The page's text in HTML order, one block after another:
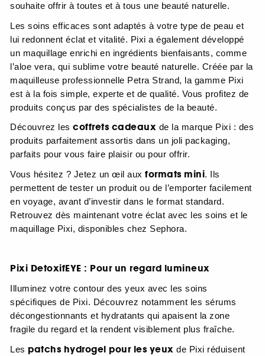
souhaite offrir à toutes et à tous une beauté naturelle.
Les soins efficaces sont adaptés à votre type de peau et
lui redonnent éclat et vitalité. Pixi a également développé
un maquillage enrichi en ingrédients bienfaisants, comme
l’aloe vera, qui sublime votre beauté naturelle. Créée par la
maquilleuse professionnelle Petra Strand, la gamme Pixi
est à la fois simple, experte et de qualité. Vous profitez de
produits conçus par des spécialistes de la beauté.
Découvrez les coffrets cadeaux de la marque Pixi : des
produits parfaitement assortis dans un joli packaging,
parfaits pour vous faire plaisir ou pour offrir.
Vous hésitez ? Jetez un œil aux formats mini. Ils
permettent de tester un produit ou de l’emporter facilement
en voyage, avant d’investir dans le format standard.
Retrouvez dès maintenant votre éclat avec les soins et le
maquillage Pixi, disponibles chez Sephora.
Pixi DetoxifEYE : Pour un regard lumineux
Illuminez votre contour des yeux avec les soins
spécifiques de Pixi. Découvrez notamment les sérums
décongestionnants et hydratants qui apaisent la zone
fragile du regard et la rendent visiblement plus fraîche.
Les patchs hydrogel pour les yeux de Pixi réduisent